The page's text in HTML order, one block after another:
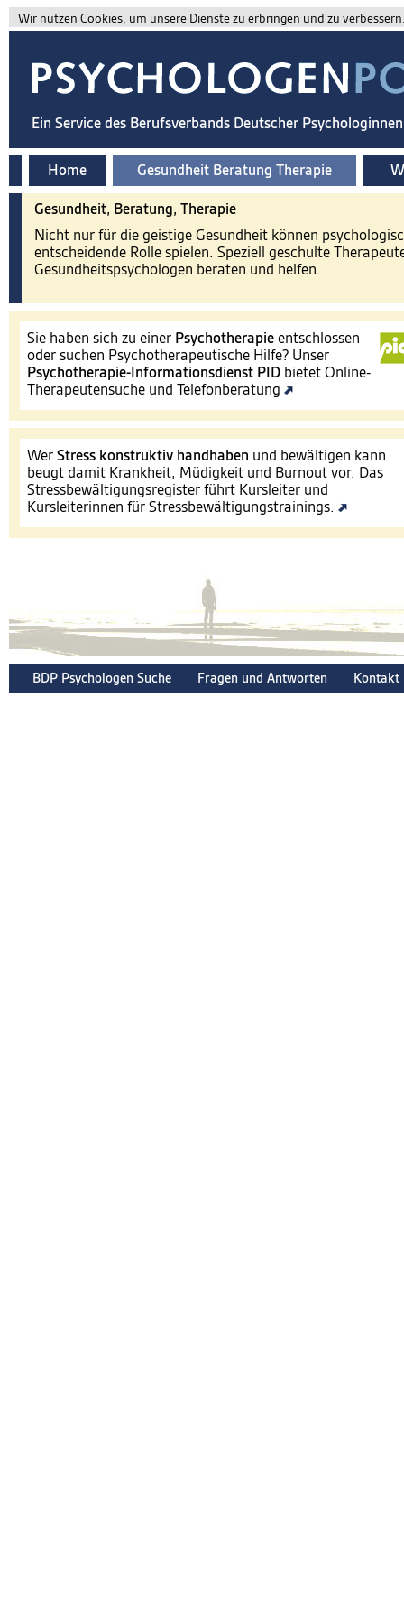
Wir nutzen Cookies, um unsere Dienste zu erbringen und zu
Ein Service des Berufsverbands Deutscher
Home Gesundheit Beratung Therapie
Gesundheit, Beratung, Therapie
Nicht nur für die geistige Gesundheit können
entscheidende Rolle spielen. Speziell geschulte
Gesundheitspsychologen beraten und helfen.
Sie haben sich zu einer Psychotherapie entschlossen
oder suchen Psychotherapeutische Hilfe? Unser
Psychotherapie-Informationsdienst PID bietet Online-
Therapeutensuche und Telefonberatung
Wer Stress konstruktiv handhaben und bewältigen kann
beugt damit Krankheit, Müdigkeit und Burnout vor. Das
Stressbewältigungsregister führt Kursleiter und
Kursleiterinnen für Stressbewältigungstrainings.
BDP Psychologen Suche Fragen und Antworten Kontakt